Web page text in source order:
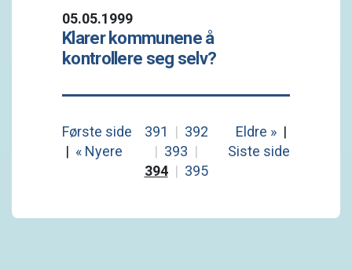
05.05.1999
Klarer kommunene å
kontrollere seg selv?
Første side
| « Nyere
391 | 392
| 393 |
394 | 395
Eldre » |
Siste side